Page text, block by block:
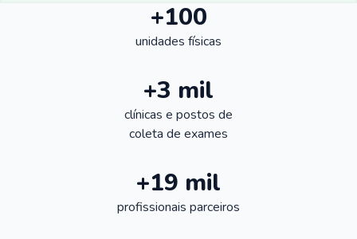
+100
unidades físicas
+3 mil
clínicas e postos de
coleta de exames
+19 mil
profissionais parceiros